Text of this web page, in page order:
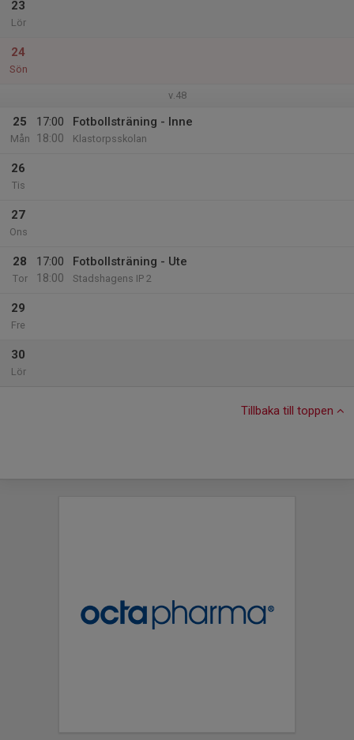
23
Lör
24
Sön
v.48
25
Mån
17:00
18:00
Fotbollsträning - Inne
Klastorpsskolan
26
Tis
27
Ons
28
Tor
17:00
18:00
Fotbollsträning - Ute
Stadshagens IP 2
29
Fre
30
Lör
Tillbaka till toppen